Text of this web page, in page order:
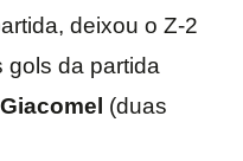
deixou o Z-2
gols da partida
Giacomel (duas